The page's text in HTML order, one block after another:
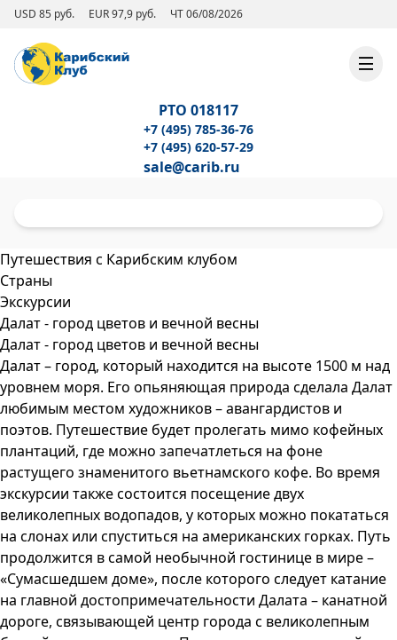
USD 85 руб. EUR 97,9 руб. ЧТ 06/08/2026
РТО 018117
+7 (495) 785-36-76
+7 (495) 620-57-29
sale@carib.ru
Путешествия с Карибским клубом
Страны
Экскурсии
Далат - город цветов и вечной весны
Далат - город цветов и вечной весны
Далат – город, который находится на высоте 1500 м над
уровнем моря. Его опьяняющая природа сделала Далат
любимым местом художников – авангардистов и
поэтов. Путешествие будет пролегать мимо кофейных
плантаций, где можно запечатлеться на фоне
растущего знаменитого вьетнамского кофе. Во время
экскурсии также состоится посещение двух
великолепных водопадов, у которых можно покататься
на слонах или спуститься на американских горках. Путь
продолжится в самой необычной гостинице в мире –
«Сумасшедшем доме», после которого следует катание
на главной достопримечательности Далата – канатной
дороге, связывающей центр города с великолепным